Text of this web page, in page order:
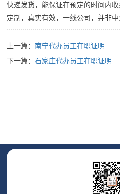
快递发货，能保证在预定的时间内
定制，真实有效，一线公司，并非中
上一篇：南宁代办员工在职证明
下一篇：石家庄代办员工在职证明